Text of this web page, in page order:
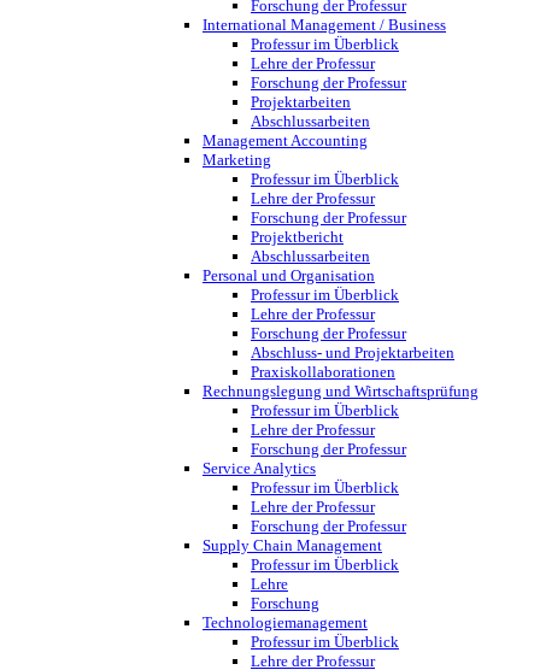
Forschung der Professur
International Management / Business
Professur im Überblick
Lehre der Professur
Forschung der Professur
Projektarbeiten
Abschlussarbeiten
Management Accounting
Marketing
Professur im Überblick
Lehre der Professur
Forschung der Professur
Projektbericht
Abschlussarbeiten
Personal und Organisation
Professur im Überblick
Lehre der Professur
Forschung der Professur
Abschluss- und Projektarbeiten
Praxiskollaborationen
Rechnungslegung und Wirtschaftsprüfung
Professur im Überblick
Lehre der Professur
Forschung der Professur
Service Analytics
Professur im Überblick
Lehre der Professur
Forschung der Professur
Supply Chain Management
Professur im Überblick
Lehre
Forschung
Technologiemanagement
Professur im Überblick
Lehre der Professur